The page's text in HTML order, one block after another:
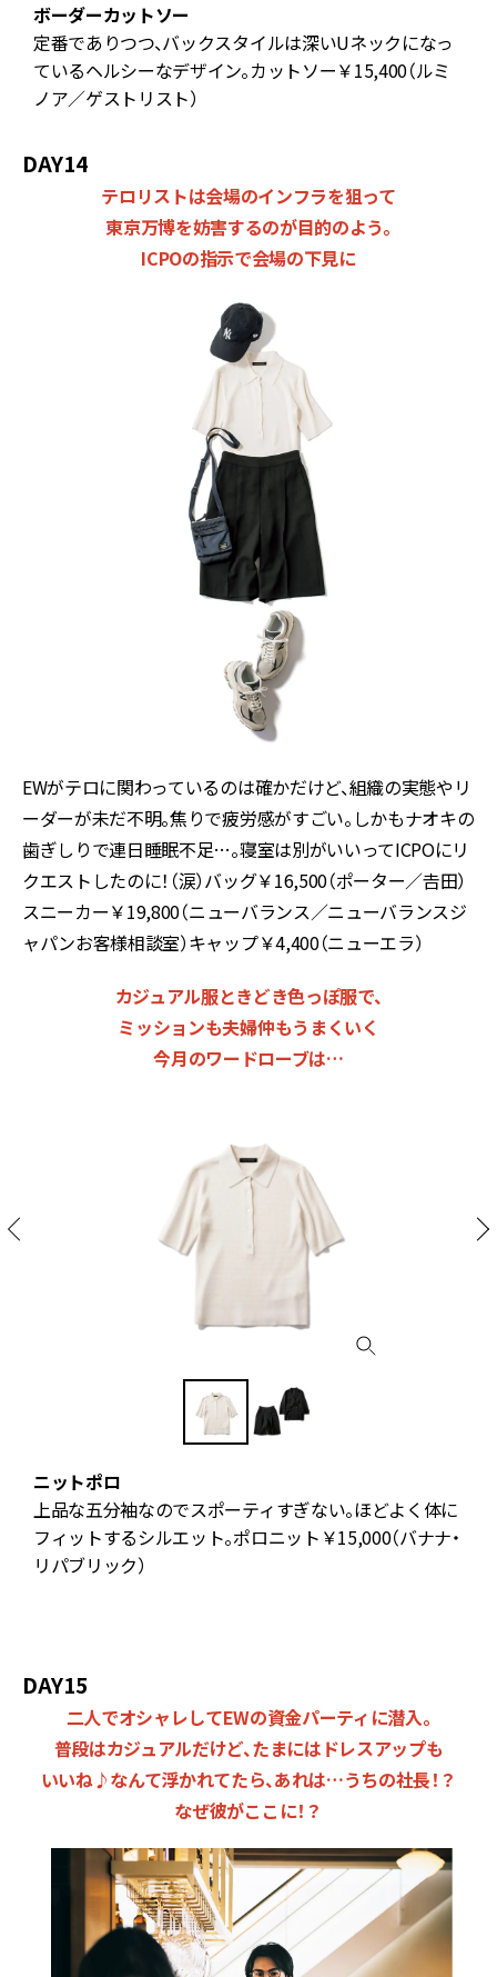
ボーダーカットソー
定番でありつつ、バックスタイルは深いUネックになっ
ているヘルシーなデザイン。カットソー￥15,400（ルミ
ノア／ゲストリスト）
DAY14
テロリストは会場のインフラを狙って
東京万博を妨害するのが目的のよう。
ICPOの指示で会場の下見に
EWがテロに関わっているのは確かだけど、組織の実態やリ
ーダーが未だ不明。焦りで疲労感がすごい。しかもナオキの
歯ぎしりで連日睡眠不足…。寝室は別がいいってICPOにリ
クエストしたのに！（涙）バッグ￥16,500（ポーター／𠮷田）
スニーカー￥19,800（ニューバランス／ニューバランスジ
ャパンお客様相談室）キャップ￥4,400（ニューエラ）
カジュアル服ときどき色っぽ服で、
ミッションも夫婦仲もうまくいく
今月のワードローブは…
ニットポロ
上品な五分袖なのでスポーティすぎない。ほどよく体に
フィットするシルエット。ポロニット￥15,000（バナナ・
リパブリック）
DAY15
二人でオシャレしてEWの資金パーティに潜入。
普段はカジュアルだけど、たまにはドレスアップも
いいね♪なんて浮かれてたら、あれは…うちの社長！？
なぜ彼がここに！？